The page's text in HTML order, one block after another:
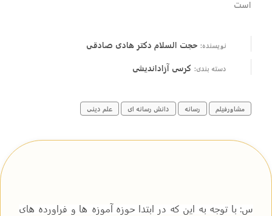
است
نویسنده: حجت السلام دکتر هادی صادقی
دسته بندی: کرسی آزاداندیشی
مشاورفیلم رسانه دانش رسانه ای علم دینی
س: با توجه به این که در ابتدا حوزه آموزه ها و فراورده های